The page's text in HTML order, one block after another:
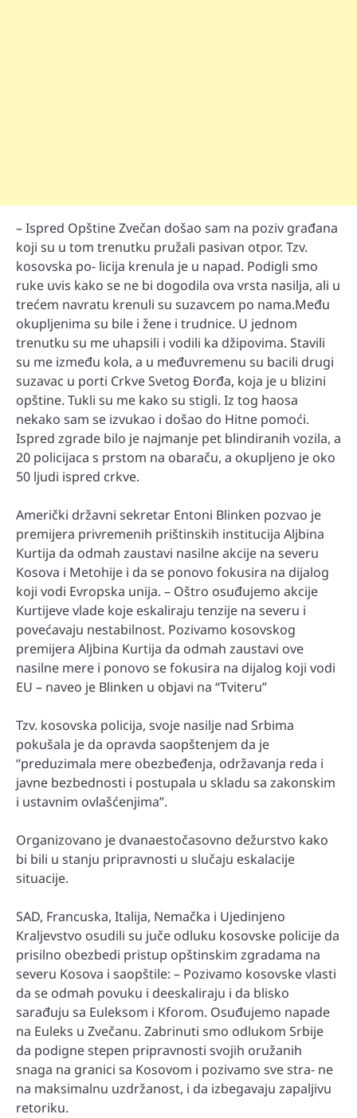
– Ispred Opštine Zvečan došao sam na poziv građana
koji su u tom trenutku pružali pasivan otpor. Tzv.
kosovska po- licija krenula je u napad. Podigli smo
ruke uvis kako se ne bi dogodila ova vrsta nasilja, ali u
trećem navratu krenuli su suzavcem po nama.Među
okupljenima su bile i žene i trudnice. U jednom
trenutku su me uhapsili i vodili ka džipovima. Stavili
su me između kola, a u međuvremenu su bacili drugi
suzavac u porti Crkve Svetog Đorđa, koja je u blizini
opštine. Tukli su me kako su stigli. Iz tog haosa
nekako sam se izvukao i došao do Hitne pomoći.
Ispred zgrade bilo je najmanje pet blindiranih vozila, a
20 policijaca s prstom na obaraču, a okupljeno je oko
50 ljudi ispred crkve.
Američki državni sekretar Entoni Blinken pozvao je
premijera privremenih prištinskih institucija Aljbina
Kurtija da odmah zaustavi nasilne akcije na severu
Kosova i Metohije i da se ponovo fokusira na dijalog
koji vodi Evropska unija. – Oštro osuđujemo akcije
Kurtijeve vlade koje eskaliraju tenzije na severu i
povećavaju nestabilnost. Pozivamo kosovskog
premijera Aljbina Kurtija da odmah zaustavi ove
nasilne mere i ponovo se fokusira na dijalog koji vodi
EU – naveo je Blinken u objavi na “Tviteru”
Tzv. kosovska policija, svoje nasilje nad Srbima
pokušala je da opravda saopštenjem da je
“preduzimala mere obezbeđenja, održavanja reda i
javne bezbednosti i postupala u skladu sa zakonskim
i ustavnim ovlašćenjima”.
Organizovano je dvanaestočasovno dežurstvo kako
bi bili u stanju pripravnosti u slučaju eskalacije
situacije.
SAD, Francuska, Italija, Nemačka i Ujedinjeno
Kraljevstvo osudili su juče odluku kosovske policije da
prisilno obezbedi pristup opštinskim zgradama na
severu Kosova i saopštile: – Pozivamo kosovske vlasti
da se odmah povuku i deeskaliraju i da blisko
sarađuju sa Euleksom i Kforom. Osuđujemo napade
na Euleks u Zvečanu. Zabrinuti smo odlukom Srbije
da podigne stepen pripravnosti svojih oružanih
snaga na granici sa Kosovom i pozivamo sve stra- ne
na maksimalnu uzdržanost, i da izbegavaju zapaljivu
retoriku.